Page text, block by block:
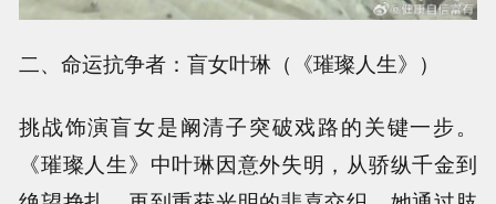
二、命运抗争者：盲女叶琳（《璀璨人生》）
挑战饰演盲女是阚清子突破戏路的关键一步。
《璀璨人生》中叶琳因意外失明，从骄纵千金到